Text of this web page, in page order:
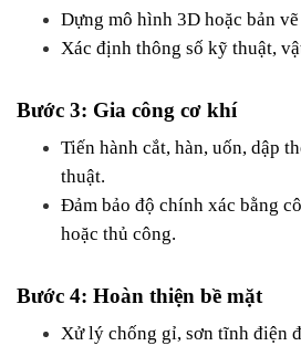
Dựng mô hình 3D hoặc bản
Xác định thông số kỹ thuật,
Bước 3: Gia công cơ khí
Tiến hành cắt, hàn, uốn, dập
thuật.
Đảm bảo độ chính xác bằng
hoặc thủ công.
Bước 4: Hoàn thiện bề mặt
Xử lý chống gỉ, sơn tĩnh điện